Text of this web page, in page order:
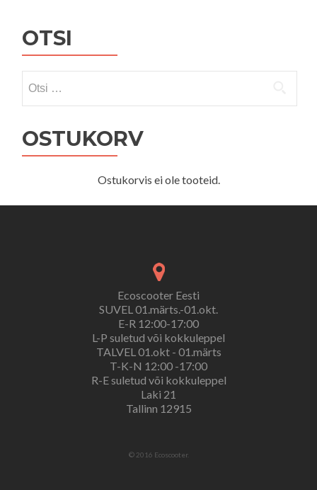
OTSI
OSTUKORV
Ostukorvis ei ole tooteid.
Ecoscooter Eesti
SUVEL 01.märts.-01.okt.
E-R 12:00-17:00
L-P suletud või kokkuleppel
TALVEL 01.okt - 01.märts
T-K-N 12:00 -17:00
R-E suletud või kokkuleppel
Laki 21
Tallinn 12915
© 2016 Ecoscooter.